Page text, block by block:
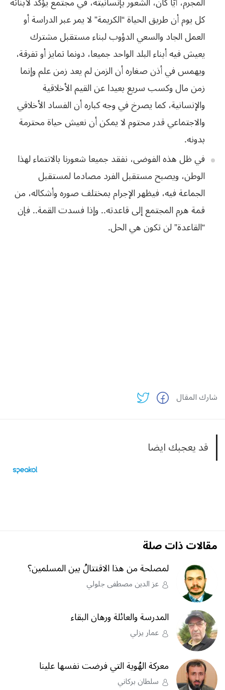
كل يوم أن طريق الحياة “الكريمة” لا يمر عبر الدراسة أو
العمل الجاد والسعي الدؤوب لبناء مستقبل مشترك
يعيش فيه أبناء البلد الواحد جميعا، دونما تمايز أو تفرقة،
ويهمس في أذن صغاره أن الزمن لم يعد زمن علم وإنما
زمن مال وكسب سريع بعيدا عن القيم الأخلاقية
والإنسانية، كما يصرخ في وجه كباره أن الفساد الأخلاقي
والاجتماعي قدر محتوم لا يمكن أن نعيش حياة محترمة
بدونه.
في ظل هذه الفوضى، نفقد جميعا شعورنا بالانتماء لهذا
الوطن، ويصبح مستقبل الفرد مصادما لمستقبل
الجماعة فيه، فيظهر الإجرام بمختلف صوره وأشكاله، من
قمة هرم المجتمع إلى قاعدته.. وإذا فسدت القمة.. فإن
“القاعدة” لن تكون هي الحل.
شارك المقال
قد يعجبك ايضا
مقالات ذات صلة
لمصلحة من هذا الاقتتالُ بين المسلمين؟
عز الدين مصطفى جلولي
المدرسة والعائلة ورهان البقاء
عمار يزلي
معركة الهُوية التي فرضت نفسها علينا
سلطان بركاني